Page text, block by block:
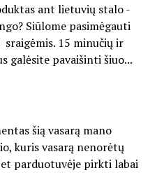
ant lietuvių stalo -
Siūlome pasimėgauti
15 minučių ir
galėsite pavaišinti šiuo...
šią vasarą mano
kuris vasarą nenorėtų
parduotuvėje pirkti labai